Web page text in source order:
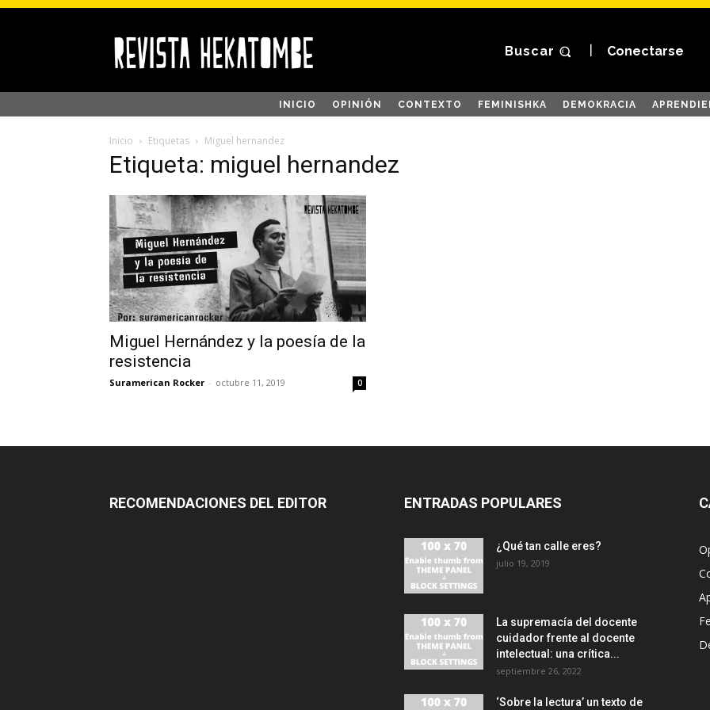
Buscar Conectarse
INICIO OPINIÓN CONTEXTO FEMINISHKA DEMOKRACIA
Inicio Etiquetas Miguel hernandez
Etiqueta: miguel hernandez
Miguel Hernández y la poesía de la
resistencia
Suramerican Rocker - octubre 11, 2019 0
RECOMENDACIONES DEL EDITOR ENTRADAS POPULARES
¿Qué tan calle eres?
julio 19, 2019
La supremacía del docente
cuidador frente al docente
intelectual: una crítica...
septiembre 26, 2022
‘Sobre la lectura’ un texto de